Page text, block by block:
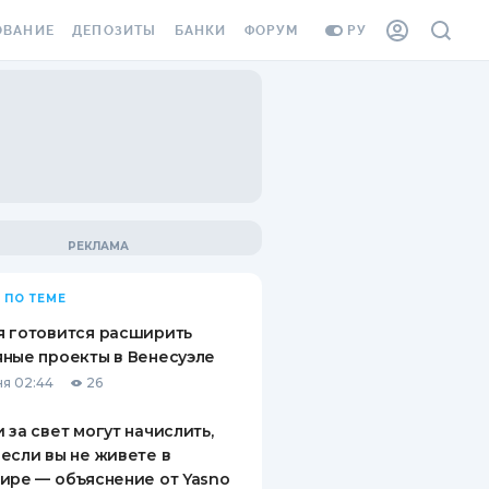
РУ
ВИНЬЕТКА
СОТРУДНИКОВ
ОТ
СЛУЧАЕВ
ДЕПОЗИТЫ
ВОПРОСЫ И ОТВЕТЫ
ПУТЕВОДИТЕЛИ ПО
БАНКИ ФОРУМ
ПО ТЕМЕ
готовится расширить
проекты в Венесуэле
02:44 26
за свет могут начислить,
вы не живете в
— объяснение от Yasno